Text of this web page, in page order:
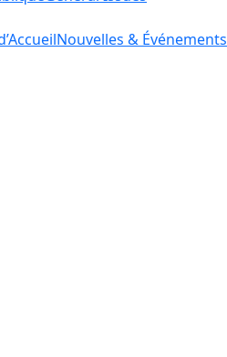
Nouvelles & Événements